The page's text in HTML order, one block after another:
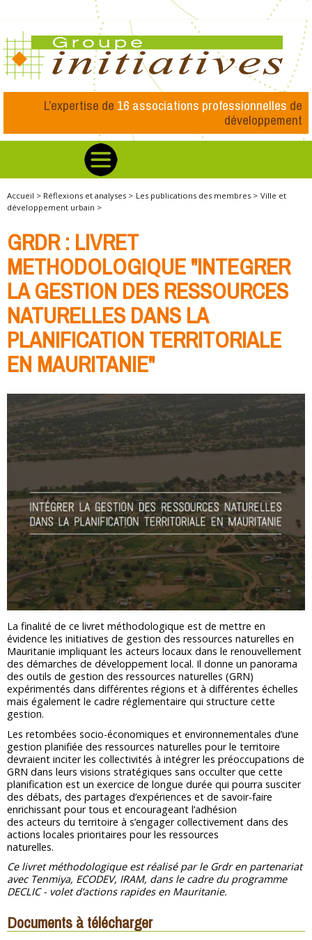
L’expertise de 16 associations professionnelles de
développement
Accueil > Réflexions et analyses > Les publications des membres > Ville et
développement urbain >
GRDR : LIVRET
METHODOLOGIQUE "INTEGRER
LA GESTION DES RESSOURCES
NATURELLES DANS LA
PLANIFICATION TERRITORIALE
EN MAURITANIE"
La finalité de ce livret méthodologique est de mettre en
évidence les initiatives de gestion des ressources naturelles en
Mauritanie impliquant les acteurs locaux dans le renouvellement
des démarches de développement local. Il donne un panorama
des outils de gestion des ressources naturelles (GRN)
expérimentés dans différentes régions et à différentes échelles
mais également le cadre réglementaire qui structure cette
gestion.
Les retombées socio-économiques et environnementales d’une
gestion planifiée des ressources naturelles pour le territoire
devraient inciter les collectivités à intégrer les préoccupations de
GRN dans leurs visions stratégiques sans occulter que cette
planification est un exercice de longue durée qui pourra susciter
des débats, des partages d’expériences et de savoir-faire
enrichissant pour tous et encourageant l’adhésion
des acteurs du territoire à s’engager collectivement dans des
actions locales prioritaires pour les ressources
naturelles.
Ce livret méthodologique est réalisé par le Grdr en partenariat
avec Tenmiya, ECODEV, IRAM, dans le cadre du programme
DECLIC - volet d’actions rapides en Mauritanie.
Documents à télécharger